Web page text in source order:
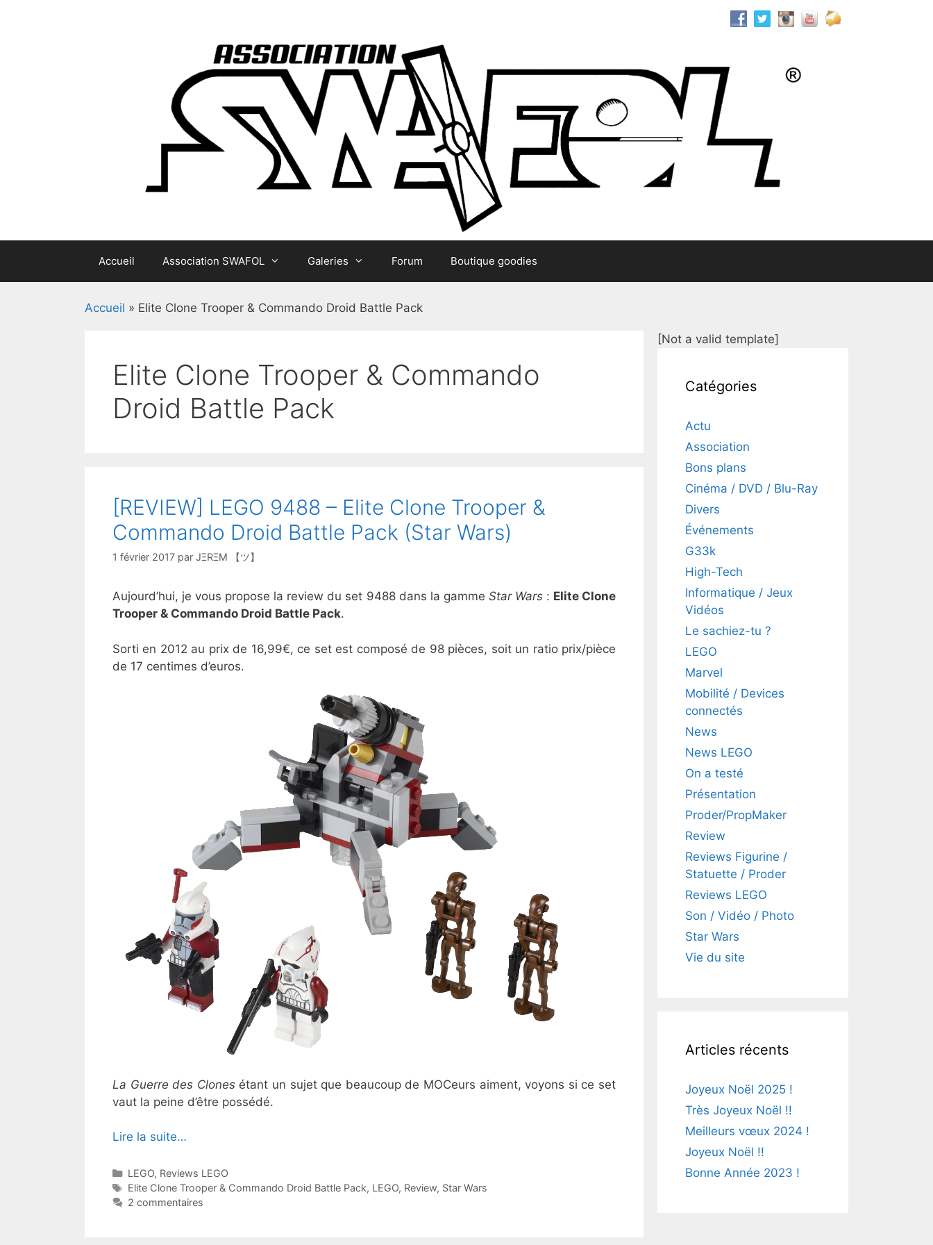
Accueil Association SWAFOL Galeries Forum Boutique goodies
Accueil » Elite Clone Trooper & Commando Droid Battle Pack
Elite Clone Trooper & Commando
Droid Battle Pack
[REVIEW] LEGO 9488 – Elite Clone Trooper &
Commando Droid Battle Pack (Star Wars)
1 février 2017 par JΞRΞM 【ツ】
Aujourd’hui, je vous propose la review du set 9488 dans la gamme Star Wars: Elite Clone
Trooper & Commando Droid Battle Pack.
Sorti en 2012 au prix de 16,99€, ce set est composé de 98 pièces, soit un ratio prix/pièce
de 17 centimes d’euros.
La Guerre des Clonesétant un sujet que beaucoup de MOCeurs aiment, voyons si ce set
vaut la peine d’être possédé.
Lire la suite…
Catégories
LEGO, Reviews LEGO
Étiquettes
Elite Clone Trooper & Commando Droid Battle Pack, LEGO, Review, Star Wars
2 commentaires
[Not a valid template]
Catégories
Actu
Association
Bons plans
Cinéma / DVD / Blu-Ray
Divers
Événements
G33k
High-Tech
Informatique / Jeux
Vidéos
Le sachiez-tu ?
LEGO
Marvel
Mobilité / Devices
connectés
News
News LEGO
On a testé
Présentation
Proder/PropMaker
Review
Reviews Figurine /
Statuette / Proder
Reviews LEGO
Son / Vidéo / Photo
Star Wars
Vie du site
Articles récents
Joyeux Noël 2025 !
Très Joyeux Noël !!
Meilleurs vœux 2024 !
Joyeux Noël !!
Bonne Année 2023 !